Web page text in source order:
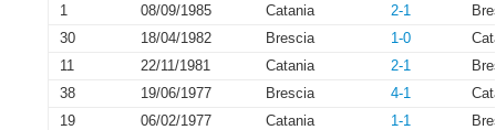
1
08/09/1985 Catania 2-1
30
18/04/1982 Brescia 1-0
11
22/11/1981 Catania 2-1
38
19/06/1977 Brescia 4-1
19
06/02/1977 Catania 1-1